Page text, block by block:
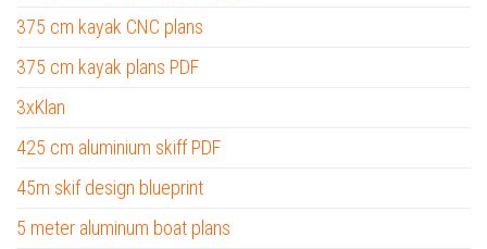
375 cm kayak CNC plans
375 cm kayak plans PDF
3xKlan
425 cm aluminium skiff PDF
45m skif design blueprint
5 meter aluminum boat plans